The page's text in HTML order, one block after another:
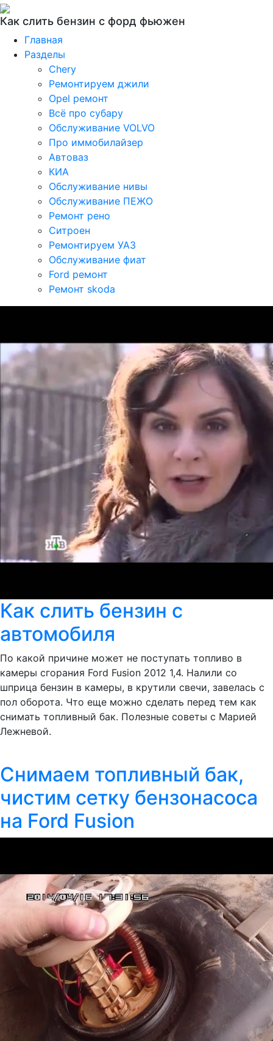
Как слить бензин с форд фьюжен
Главная
Разделы
Chery
Ремонтируем джили
Opel ремонт
Всё про субару
Обслуживание VOLVO
Про иммобилайзер
Автоваз
КИА
Обслуживание нивы
Обслуживание ПЕЖО
Ремонт рено
Ситроен
Ремонтируем УАЗ
Обслуживание фиат
Ford ремонт
Ремонт skoda
Как слить бензин с
автомобиля
По какой причине может не поступать топливо в
камеры сгорания Ford Fusion 2012 1,4. Налили со
шприца бензин в камеры, в крутили свечи, завелась с
пол оборота. Что еще можно сделать перед тем как
снимать топливный бак. Полезные советы с Марией
Лежневой.
Снимаем топливный бак,
чистим сетку бензонасоса
на Ford Fusion